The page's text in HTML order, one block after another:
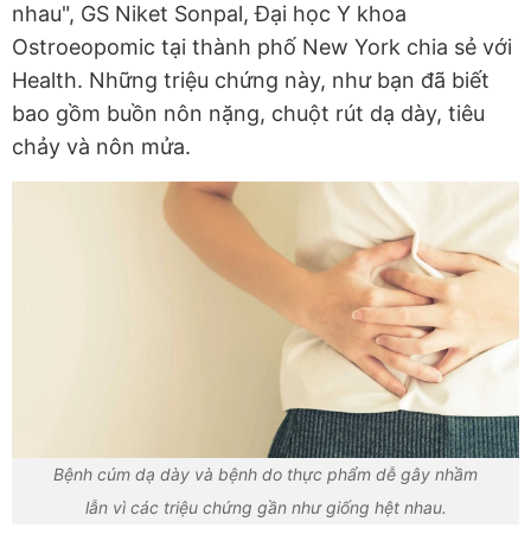
nhau", GS Niket Sonpal, Đại học Y khoa
Ostroeopomic tại thành phố New York chia sẻ với
Health. Những triệu chứng này, như bạn đã biết
bao gồm buồn nôn nặng, chuột rút dạ dày, tiêu
chảy và nôn mửa.
Bệnh cúm dạ dày và bệnh do thực phẩm dễ gây nhầm
lẫn vì các triệu chứng gần như giống hệt nhau.